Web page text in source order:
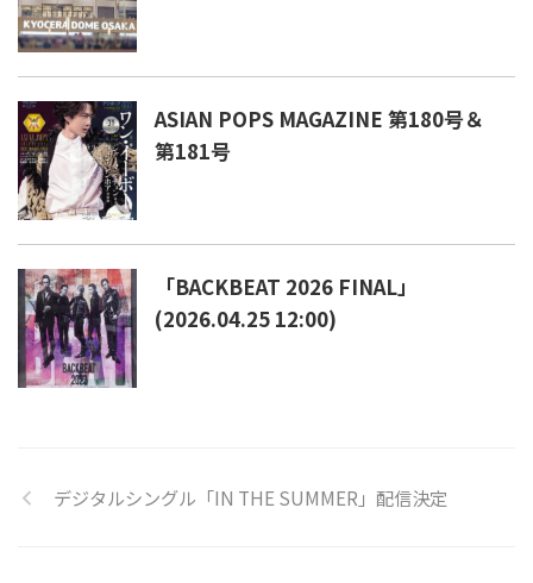
ASIAN POPS MAGAZINE 第180号＆
第181号
「BACKBEAT 2026 FINAL」
(2026.04.25 12:00)
デジタルシングル「IN THE SUMMER」配信決定